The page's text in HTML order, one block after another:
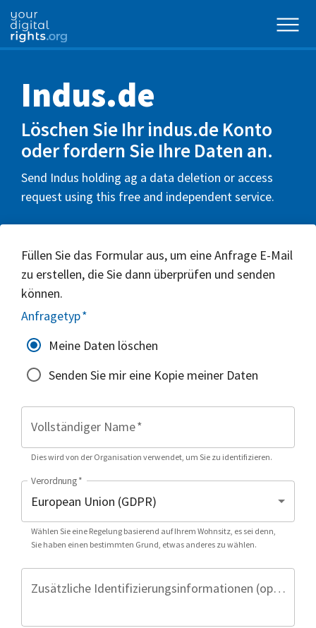
Indus.de
Löschen Sie Ihr indus.de Konto
oder fordern Sie Ihre Daten an.
Send Indus holding ag a data deletion or access
request using this free and independent service.
Füllen Sie das Formular aus, um eine Anfrage E-Mail
zu erstellen, die Sie dann überprüfen und senden
können.
Anfragetyp*
Meine Daten löschen
Senden Sie mir eine Kopie meiner Daten
Vollständiger Name*
Dies wird von der Organisation verwendet, um Sie zu identifizieren.
Verordnung*
Wählen Sie eine Regelung basierend auf Ihrem Wohnsitz, es sei denn,
Sie haben einen bestimmten Grund, etwas anderes zu wählen.
Zusätzliche Identifizierungsinformationen (optional)